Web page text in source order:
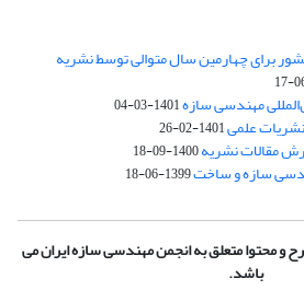
برای چهارمین سال متوالی توسط نشریه
مهندسی سازه1401-03-04
علمی1401-02-26
مقالات نشریه1400-09-18
1399-06-18
و محتوا متعلق به انجمن مهندسی سازه ایران می
باشد.